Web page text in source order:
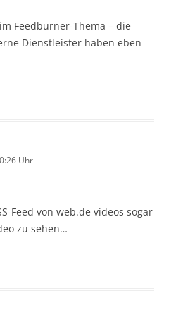
Feedburner-Thema – die
Dienstleister haben eben
Uhr
Feed von web.de videos sogar
zu sehen…